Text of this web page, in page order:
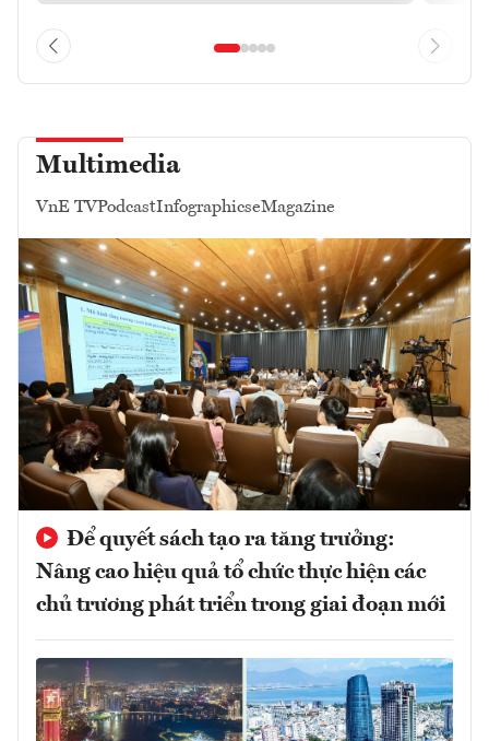
Multimedia
VnE TVPodcastInfographicseMagazine
Để quyết sách tạo ra tăng trưởng:
Nâng cao hiệu quả tổ chức thực hiện các
chủ trương phát triển trong giai đoạn mới